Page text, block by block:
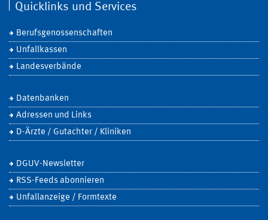
Quicklinks und Services
Berufsgenossenschaften
Unfallkassen
Landesverbände
Datenbanken
Adressen und Links
D-Ärzte / Gutachter / Kliniken
DGUV-Newsletter
RSS-Feeds abonnieren
Unfallanzeige / Formtexte